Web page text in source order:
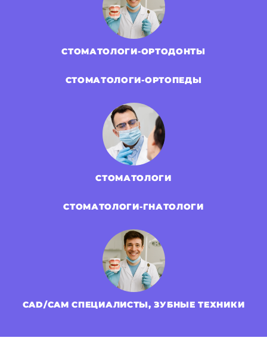
СТОМАТОЛОГИ-ОРТОДОНТЫ
СТОМАТОЛОГИ-ОРТОПЕДЫ
СТОМАТОЛОГИ
СТОМАТОЛОГИ-ГНАТОЛОГИ
CAD/CAM СПЕЦИАЛИСТЫ, ЗУБНЫЕ ТЕХНИКИ